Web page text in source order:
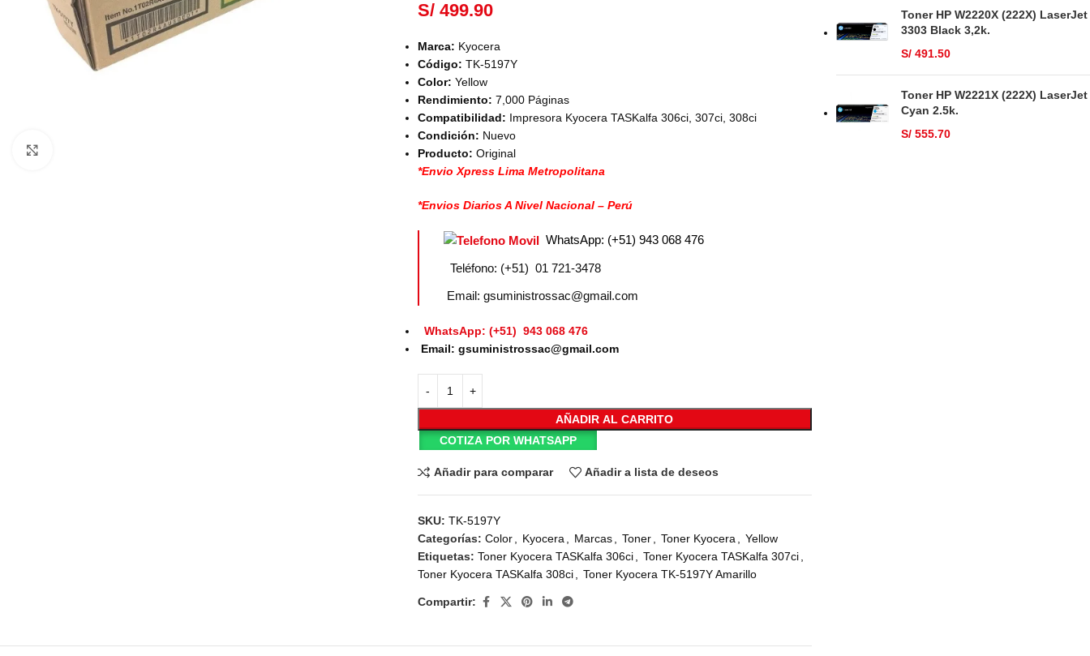
S/ 499.90
Marca: Kyocera
Código:TK-5197Y
Color: Yellow
Rendimiento:7,000 Páginas
Compatibilidad: Impresora Kyocera TASKalfa 306ci, 307ci, 308ci
Condición: Nuevo
Producto: Original
*Envio Xpress Lima Metropolitana
*Envios Diarios A Nivel Nacional – Perú
WhatsApp: (+51) 943 068 476
Teléfono: (+51) 01 721-3478
Email: gsuministrossac@gmail.com
WhatsApp: (+51) 943 068 476
Email: gsuministrossac@gmail.com
AÑADIR AL CARRITO
COTIZA POR WHATSAPP
Añadir para comparar Añadir a lista de deseos
SKU:TK-5197Y
Categorías: Color Kyocera Marcas Toner Toner Kyocera
Yellow
Etiquetas: Toner Kyocera TASKalfa 306ci Toner Kyocera TASKalfa 307ci
Toner Kyocera TASKalfa 308ci
Toner Kyocera TK-5197Y Amarillo
Compartir:
Toner HP W2220X (222X) LaserJet
3303 Black 3,2k.
S/491.50
Toner HP W2221X (222X) LaserJet
Cyan 2.5k.
S/555.70